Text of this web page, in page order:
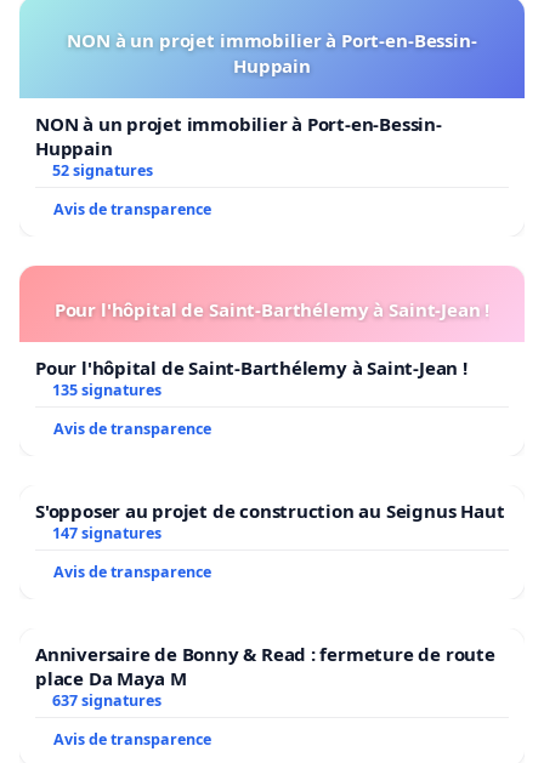
NON à un projet immobilier à Port-en-Bessin-
Huppain
NON à un projet immobilier à Port-en-Bessin-
Huppain
52 signatures
Avis de transparence
Pour l'hôpital de Saint-Barthélemy à Saint-Jean !
Pour l'hôpital de Saint-Barthélemy à Saint-Jean !
135 signatures
Avis de transparence
S'opposer au projet de construction au Seignus Haut
147 signatures
Avis de transparence
Anniversaire de Bonny & Read : fermeture de route
place Da Maya M
637 signatures
Avis de transparence